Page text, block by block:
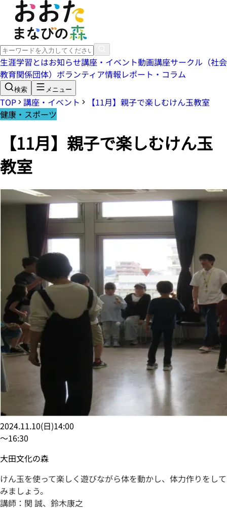
生涯学習とはお知らせ講座・イベント動画講座サークル（社会
教育関係団体） ボランティア情報レポート・コラム
検索 メニュー
TOP 講座・イベント
【11月】親子で楽しむけん玉教室
健康・スポーツ
【11月】親子で楽しむけん玉
教室
2024.11.10(日)14:00
〜16:30
大田文化の森
けん玉を使って楽しく遊びながら体を動かし、体力作りをして
みましょう。
講師：関 誠、鈴木康之